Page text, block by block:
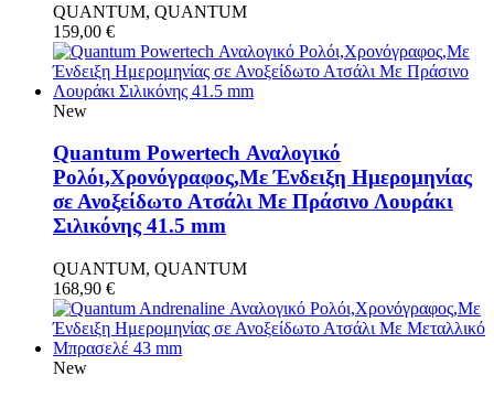
QUANTUM, QUANTUM
159,00 €
New
Quantum Powertech Αναλογικό
Ρολόι,Χρονόγραφος,Με Ένδειξη Ημερομηνίας
σε Ανοξείδωτο Ατσάλι Με Πράσινο Λουράκι
Σιλικόνης 41.5 mm
QUANTUM, QUANTUM
168,90 €
New